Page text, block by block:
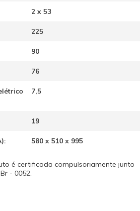
2 x 53
225
90
76
7,5
19
580 x 510 x 995
é certificada compulsoriamente junto
- 0052.